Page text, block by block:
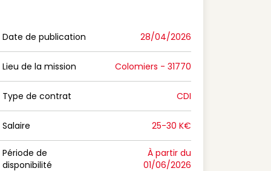
Date de publication
Date de publication 28/04/2026
Lieu de la mission
Lieu de la mission Colomiers - 31770
Type de contrat
Type de contrat CDI
Salaire
Salaire 25-30 K€
Période de
disponibilité
À partir du
01/06/2026